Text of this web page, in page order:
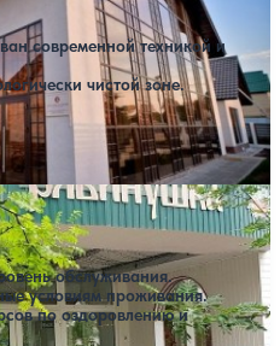
современной техникой и
чистой зоне.
SPA
обслуживания.
условиям проживания.
по оздоровлению и
на выбранные даты
вариант